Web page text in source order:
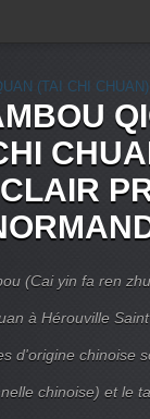
(Cai yin fa ren
à Hérouville
d'origine chinoise
chinoise) et le